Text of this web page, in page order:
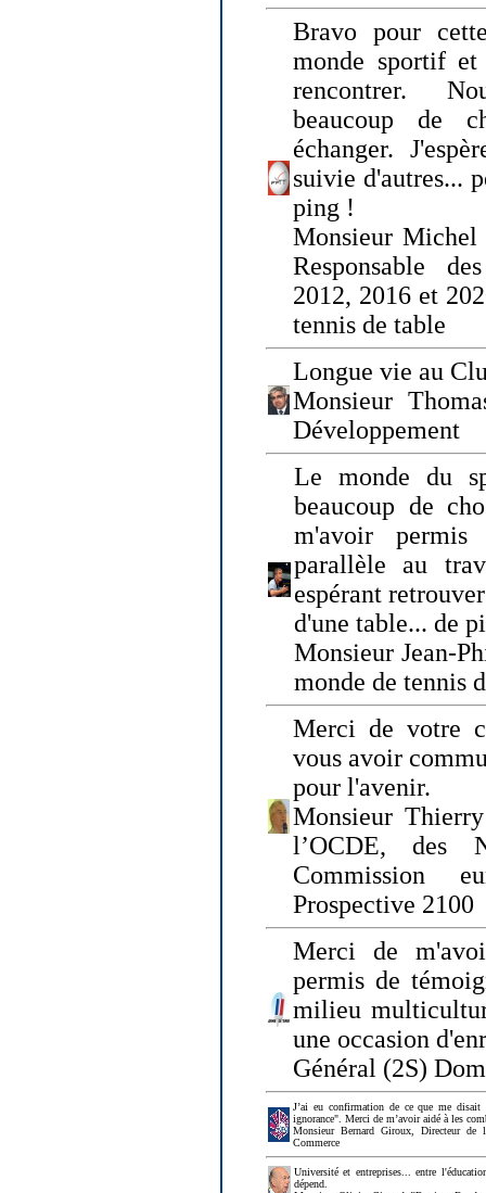
Bravo pour
monde sportif
rencontrer.
beaucoup de
échanger.
suivie d'autres...
ping !
Monsieur
Responsable
2012, 2016 et
tennis de table
Longue vie au
Monsieur
Développement
Le monde du
beaucoup de
m'avoir
parallèle au
espérant
d'une table... de
Monsieur Jean-
monde de tennis
Merci de votre
vous avoir
pour l'avenir.
Monsieur
l’OCDE, des
Commission
Prospective 2100
Merci de
permis de
milieu
une occasion
Général (2S)
J’ai eu confirmation de ce que me disait
ignorance". Merci de m’avoir aidé à les
Monsieur Bernard Giroux, Directeur de
Commerce
Université et entreprises... entre
dépend.